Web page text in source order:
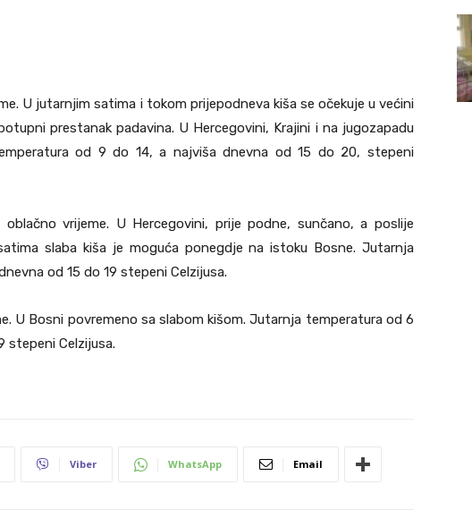
U jutarnjim satima i tokom prijepodneva kiša se očekuje u većini
prestanak padavina. U Hercegovini, Krajini i na jugozapadu
od 9 do 14, a najviša dnevna od 15 do 20, stepeni
vrijeme. U Hercegovini, prije podne, sunčano, a poslije
slaba kiša je moguća ponegdje na istoku Bosne. Jutarnja
od 15 do 19 stepeni Celzijusa.
U Bosni povremeno sa slabom kišom. Jutarnja temperatura od 6
stepeni Celzijusa.
Viber WhatsApp Email